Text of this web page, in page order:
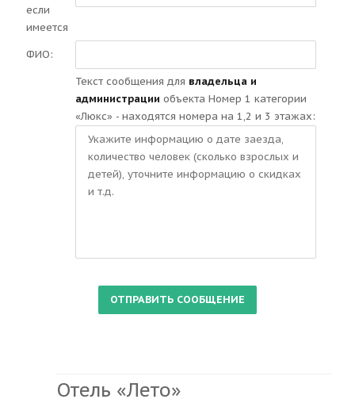
если
имеется
ФИО:
Текст сообщения для владельца и
администрации объекта Номер 1 категории
«Люкс» - находятся номера на 1,2 и 3 этажах:
Отель «Лето»